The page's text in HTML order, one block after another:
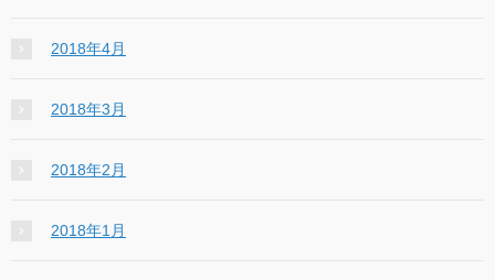
2018年4月
2018年3月
2018年2月
2018年1月